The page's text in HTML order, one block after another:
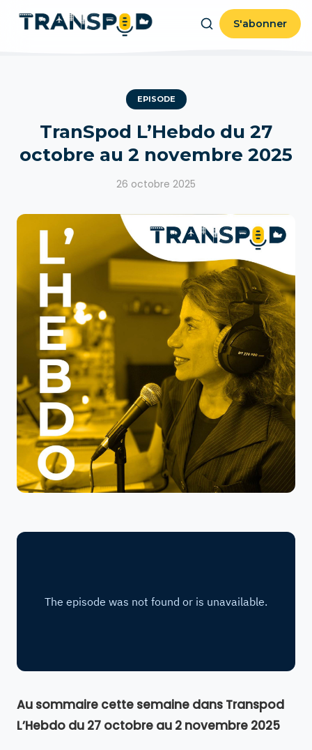
S'abonner
EPISODE
TranSpod L’Hebdo du 27
octobre au 2 novembre 2025
26 octobre 2025
Au sommaire cette semaine dans Transpod
L’Hebdo du 27 octobre au 2 novembre 2025